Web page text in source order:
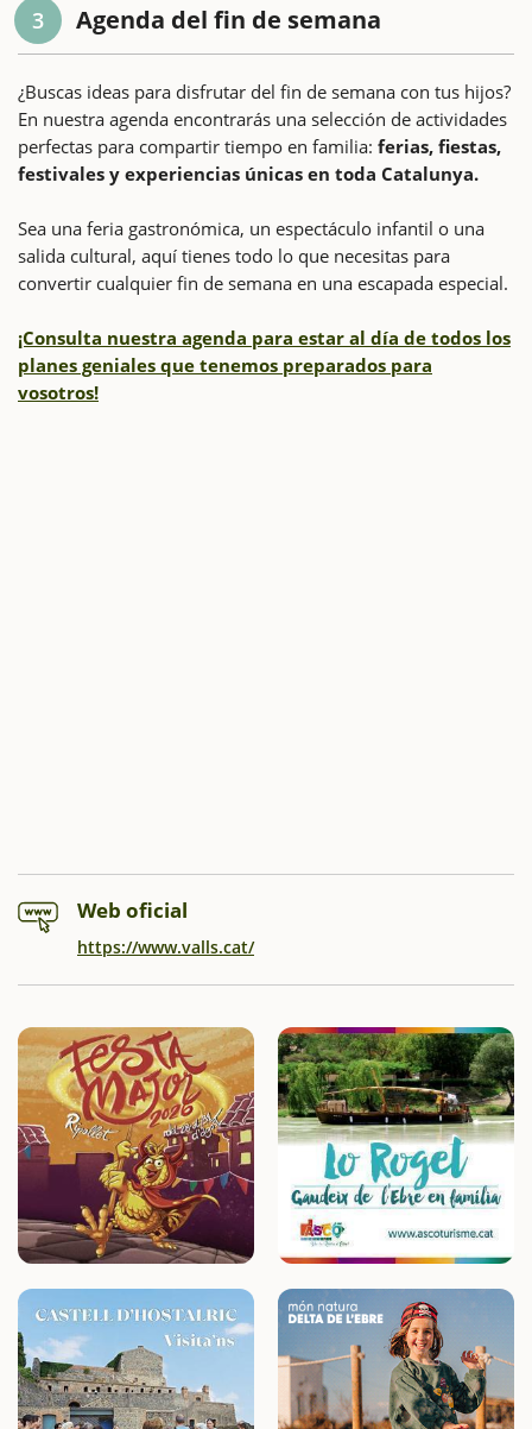
3 Agenda del fin de semana
¿Buscas ideas para disfrutar del fin de semana con tus hijos?
En nuestra agenda encontrarás una selección de actividades
perfectas para compartir tiempo en familia: ferias, fiestas,
festivales y experiencias únicas en toda Catalunya.
Sea una feria gastronómica, un espectáculo infantil o una
salida cultural, aquí tienes todo lo que necesitas para
convertir cualquier fin de semana en una escapada especial.
¡Consulta nuestra agenda para estar al día de todos los
planes geniales que tenemos preparados para
vosotros!
Web oficial
https://www.valls.cat/